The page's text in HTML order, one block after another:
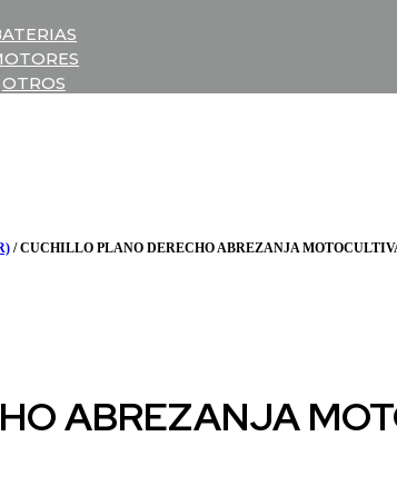
OTROS
/ CUCHILLO PLANO DERECHO ABREZANJA
ABREZANJA